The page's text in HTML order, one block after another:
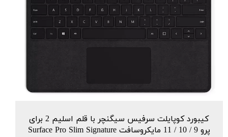
کیبورد کوپایلت سرفیس سیگنچر با قلم اسلیم 2 برای
پرو 9 / 10 / 11 مایکروسافت Surface Pro Slim Signature